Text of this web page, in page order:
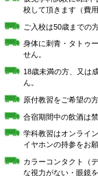
校して頂きます（費
ご入校は50歳までの
身体に刺青・タトゥ
せん。
18歳未満の方、又は
ん。
原付教習をご希望の
合宿期間中の飲酒は
学科教習はオンライ
イヤホンの持参をお
カラーコンタクト（
な視力がない・眼鏡